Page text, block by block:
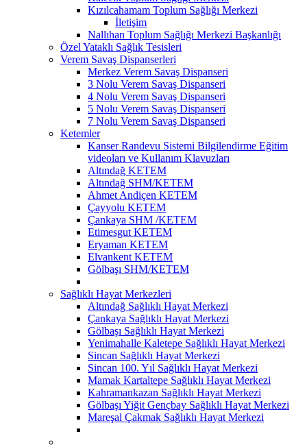
Kızılcahamam Toplum Sağlığı Merkezi
İletişim
Nallıhan Toplum Sağlığı Merkezi Başkanlığı
Özel Yataklı Sağlık Tesisleri
Verem Savaş Dispanserleri
Merkez Verem Savaş Dispanseri
3 Nolu Verem Savaş Dispanseri
4 Nolu Verem Savaş Dispanseri
5 Nolu Verem Savaş Dispanseri
7 Nolu Verem Savaş Dispanseri
Ketemler
Kanser Randevu Sistemi Bilgilendirme Eğitim
videoları ve Kullanım Klavuzları
Altındağ KETEM
Altındağ SHM/KETEM
Ahmet Andiçen KETEM
Çayyolu KETEM
Çankaya SHM /KETEM
Etimesgut KETEM
Eryaman KETEM
Elvankent KETEM
Gölbaşı SHM/KETEM
Sağlıklı Hayat Merkezleri
Altındağ Sağlıklı Hayat Merkezi
Çankaya Sağlıklı Hayat Merkezi
Gölbaşı Sağlıklı Hayat Merkezi
Yenimahalle Kaletepe Sağlıklı Hayat Merkezi
Sincan Sağlıklı Hayat Merkezi
Sincan 100. Yıl Sağlıklı Hayat Merkezi
Mamak Kartaltepe Sağlıklı Hayat Merkezi
Kahramankazan Sağlıklı Hayat Merkezi
Gölbaşı Yiğit Gençbay Sağlıklı Hayat Merkezi
Mareşal Çakmak Sağlıklı Hayat Merkezi